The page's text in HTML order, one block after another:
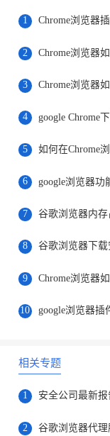
1
2
3
4
5
6 google浏览器功
7
8
9 Chrome浏览器
10
相关专题
1
2 谷歌浏览器代